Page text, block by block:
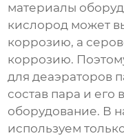
материалы
кислород может
коррозию, а
коррозию.
длядеаэраторов
состав пара и его
оборудование. В
используем